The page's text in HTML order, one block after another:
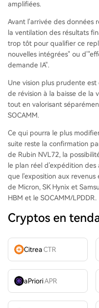
amplifiées.
Avant l'arrivée des données
la ventilation des résultats
trop tôt pour qualifier ce
nouvelles intégrées" ou
demande IA".
Une vision plus prudente
de révision à la baisse de la
tout en valorisant
SOCAMM.
Ce qui pourra le plus
suite reste la confirmation
de Rubin NVL72, la
le plan réel d'expédition des
que l'exposition aux revenus
de Micron, SK Hynix et
HBM et le SOCAMM/LPDDR.
Cryptos en
CitreaCTR
aPrioriAPR